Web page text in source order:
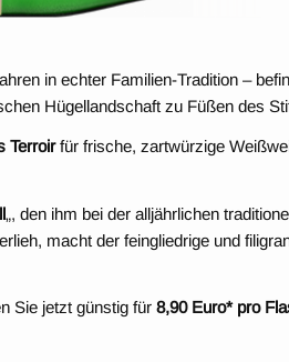
in echter Familien-Tradition –
Hügellandschaft zu Füßen des
Terroirfür frische, zartwürzige
„, den ihm bei der alljährlichen
macht der feingliedrige und
Sie jetzt günstig für8,90 Euro* pro